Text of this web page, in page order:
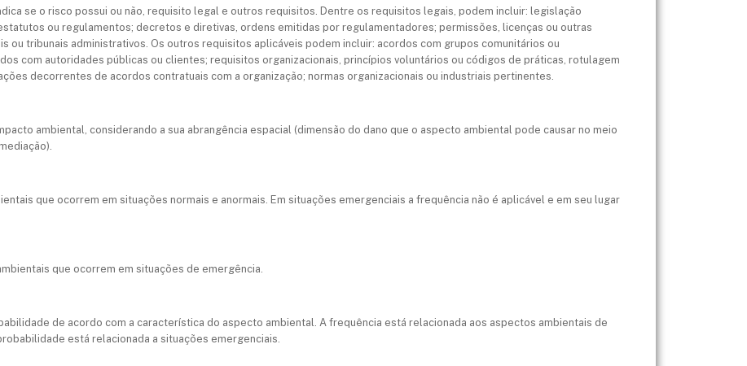
se o risco possui ou não, requisito legal e outros requisitos. Dentre os requisitos legais, podem incluir: legislação
ou regulamentos; decretos e diretivas, ordens emitidas por regulamentadores; permissões, licenças ou outras
ou tribunais administrativos. Os outros requisitos aplicáveis podem incluir: acordos com grupos comunitários ou
com autoridades públicas ou clientes; requisitos organizacionais, princípios voluntários ou códigos de práticas, rotulagem
decorrentes de acordos contratuais com a organização; normas organizacionais ou industriais pertinentes.
ambiental, considerando a sua abrangência espacial (dimensão do dano que o aspecto ambiental pode causar no meio
que ocorrem em situações normais e anormais. Em situações emergenciais a frequência não é aplicável e em seu lugar
que ocorrem em situações de emergência.
de acordo com a característica do aspecto ambiental. A frequência está relacionada aos aspectos ambientais de
está relacionada a situações emergenciais.